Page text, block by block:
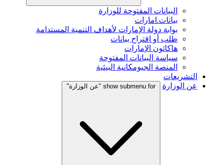
البيانات المفتوحة للوزارة
بيانات.امارات
بوابة دولة الإمارات لأهداف التنمية المستدامة
طلب أو اقتراح بيانات
هاكاثون الإمارات
سياسة البيانات المفتوحة
المنصة الجيومكانية البيئية
التشريعات
عن الوزارة
show submenu for "عن الوزارة"